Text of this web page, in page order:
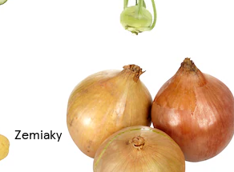
Zemiaky